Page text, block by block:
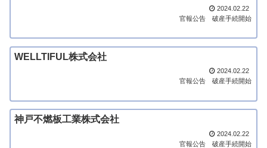
2024.02.22
官報公告
破産手続開始
WELLTIFUL株式会社
2024.02.22
官報公告
破産手続開始
神戸不燃板工業株式会社
2024.02.22
官報公告
破産手続開始